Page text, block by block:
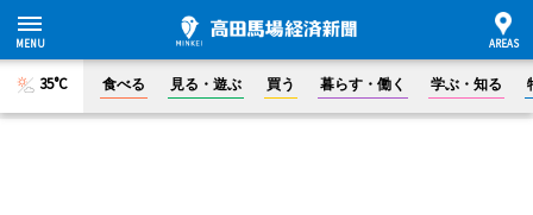
35°C 食べる 見る・遊ぶ 買う 暮らす・働く 学ぶ・知る